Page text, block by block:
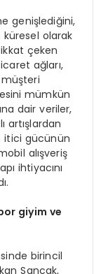
genişlediğini,
olarak
çeken
ağları,
müşteri
mümkün
dair veriler,
artışlardan
itici gücünün
alışveriş
ihtiyacını
giyim ve
birincil
Sancak,